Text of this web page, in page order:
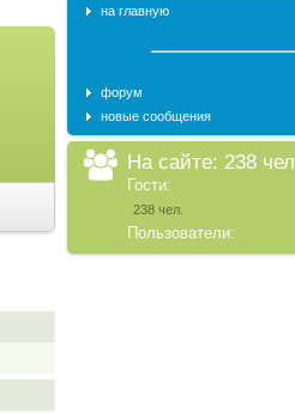
на главную
форум
новые сообщения
На сайте: 238 чел
Гости:
238 чел.
Пользователи: